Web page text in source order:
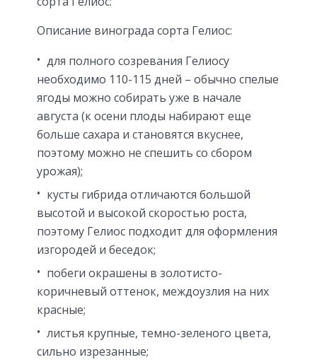
Описание винограда сорта Гелиос:
для полного созревания Гелиосу
необходимо 110-115 дней – обычно спелые
ягоды можно собирать уже в начале
августа (к осени плоды набирают еще
больше сахара и становятся вкуснее,
поэтому можно не спешить со сбором
урожая);
кусты гибрида отличаются большой
высотой и высокой скоростью роста,
поэтому Гелиос подходит для оформления
изгородей и беседок;
побеги окрашены в золотисто-
коричневый оттенок, междоузлия на них
красные;
листья крупные, темно-зеленого цвета,
сильно изрезанные;